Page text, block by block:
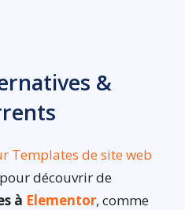
&
Templates de site web
découvrir de
à Elementor, comme